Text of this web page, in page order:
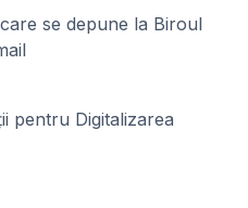
se depune la Biroul
pentru Digitalizarea